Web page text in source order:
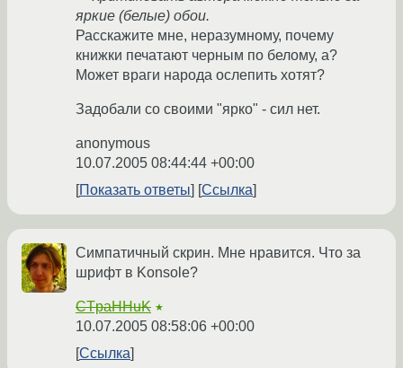
яркие (белые) обои.
Расскажите мне, неразумному, почему
книжки печатают черным по белому, а?
Может враги народа ослепить хотят?
Задобали со своими "ярко" - сил нет.
anonymous
10.07.2005 08:44:44 +00:00
Показать ответы
Ссылка
Симпатичный скрин. Мне нравится. Что за
шрифт в Konsole?
CTpaHHuK ★
10.07.2005 08:58:06 +00:00
Ссылка